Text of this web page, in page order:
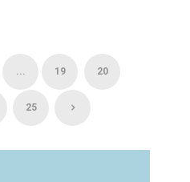
... 19 20
25